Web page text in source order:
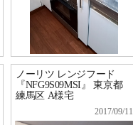
ノーリツ レンジフード
『NFG9S09MSI』 東京都
練馬区 A様宅
2017/09/11